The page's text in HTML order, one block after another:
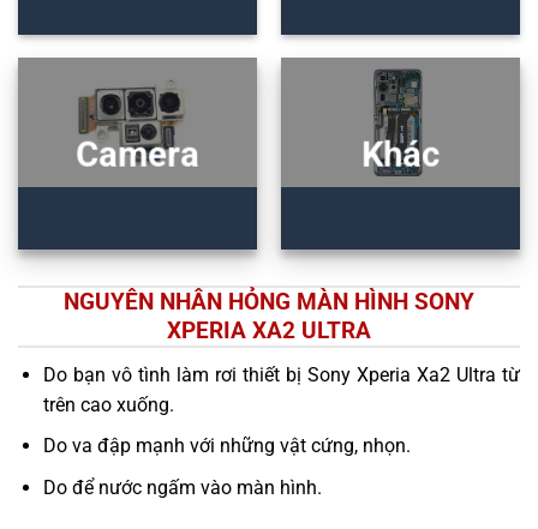
Camera Khác
NGUYÊN NHÂN HỎNG MÀN HÌNH SONY
XPERIA XA2 ULTRA
Do bạn vô tình làm rơi thiết bị Sony Xperia Xa2 Ultra từ
trên cao xuống.
Do va đập mạnh với những vật cứng, nhọn.
Do để nước ngấm vào màn hình.